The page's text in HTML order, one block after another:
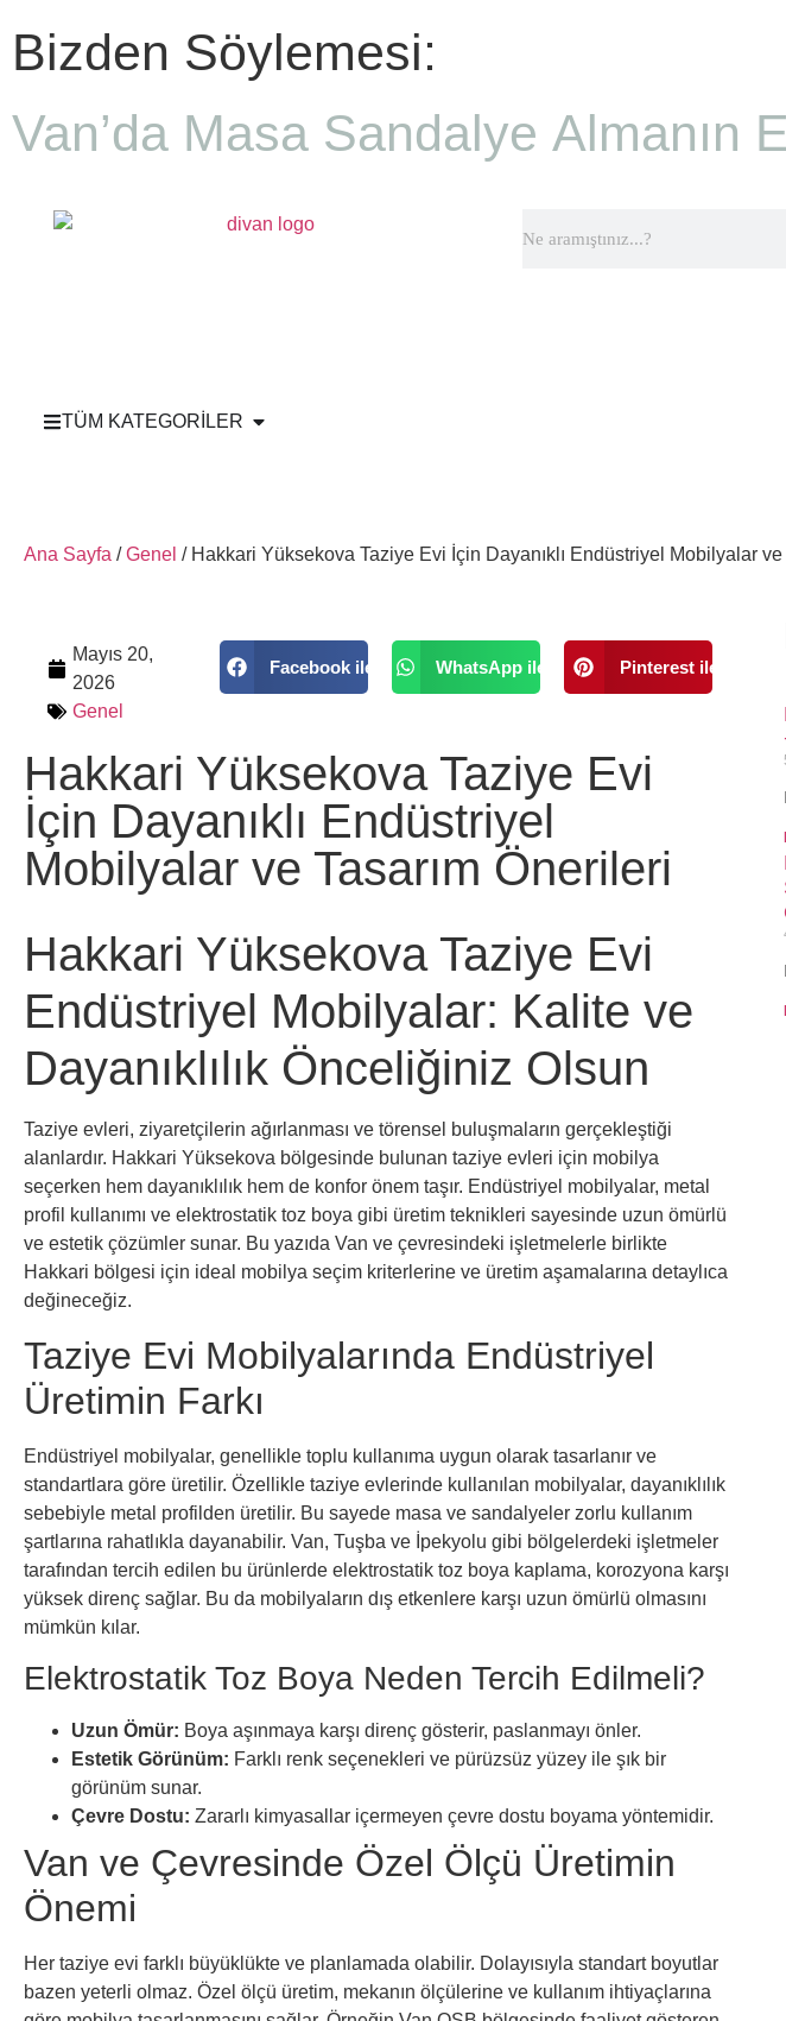
Bizden Söylemesi:
Van’da Masa Sandalye Almanın
TÜM KATEGORİLER
Ana Sayfa /Genel / Hakkari Yüksekova Taziye Evi İçin Dayanıklı Endüstriyel Mobilyalar ve
Mayıs 20,
2026
Genel
Facebook ile WhatsApp ile Pinterest ile
Hakkari Yüksekova Taziye Evi
İçin Dayanıklı Endüstriyel
Mobilyalar ve Tasarım Önerileri
Hakkari Yüksekova Taziye Evi
Endüstriyel Mobilyalar: Kalite ve
Dayanıklılık Önceliğiniz Olsun
Taziye evleri, ziyaretçilerin ağırlanması ve törensel buluşmaların gerçekleştiği
alanlardır. Hakkari Yüksekova bölgesinde bulunan taziye evleri için mobilya
seçerken hem dayanıklılık hem de konfor önem taşır. Endüstriyel mobilyalar, metal
profil kullanımı ve elektrostatik toz boya gibi üretim teknikleri sayesinde uzun ömürlü
ve estetik çözümler sunar. Bu yazıda Van ve çevresindeki işletmelerle birlikte
Hakkari bölgesi için ideal mobilya seçim kriterlerine ve üretim aşamalarına detaylıca
değineceğiz.
Taziye Evi Mobilyalarında Endüstriyel
Üretimin Farkı
Endüstriyel mobilyalar, genellikle toplu kullanıma uygun olarak tasarlanır ve
standartlara göre üretilir. Özellikle taziye evlerinde kullanılan mobilyalar, dayanıklılık
sebebiyle metal profilden üretilir. Bu sayede masa ve sandalyeler zorlu kullanım
şartlarına rahatlıkla dayanabilir. Van, Tuşba ve İpekyolu gibi bölgelerdeki işletmeler
tarafından tercih edilen bu ürünlerde elektrostatik toz boya kaplama, korozyona karşı
yüksek direnç sağlar. Bu da mobilyaların dış etkenlere karşı uzun ömürlü olmasını
mümkün kılar.
Elektrostatik Toz Boya Neden Tercih Edilmeli?
Uzun Ömür: Boya aşınmaya karşı direnç gösterir, paslanmayı önler.
Estetik Görünüm: Farklı renk seçenekleri ve pürüzsüz yüzey ile şık bir
görünüm sunar.
Çevre Dostu: Zararlı kimyasallar içermeyen çevre dostu boyama yöntemidir.
Van ve Çevresinde Özel Ölçü Üretimin
Önemi
Her taziye evi farklı büyüklükte ve planlamada olabilir. Dolayısıyla standart boyutlar
bazen yeterli olmaz. Özel ölçü üretim, mekanın ölçülerine ve kullanım ihtiyaçlarına